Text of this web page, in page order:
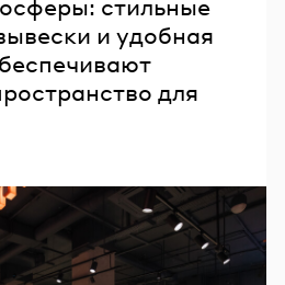
стильные
и удобная
для